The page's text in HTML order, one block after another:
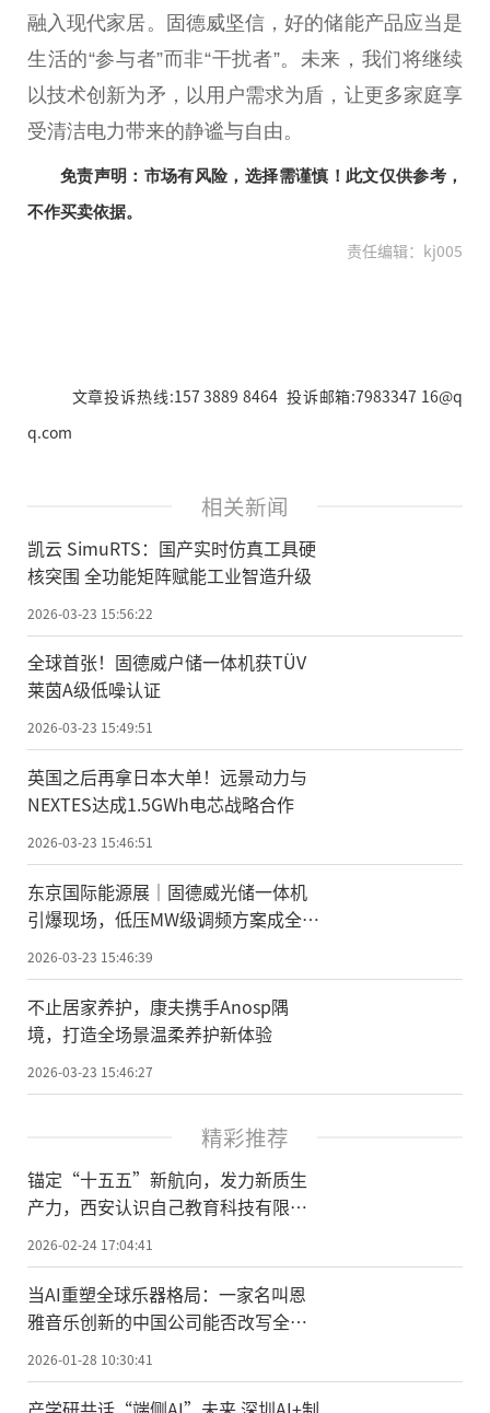
融入现代家居。固德威坚信，好的储能产品应当是
生活的“参与者”而非“干扰者”。未来，我们将继续
以技术创新为矛，以用户需求为盾，让更多家庭享
受清洁电力带来的静谧与自由。
免责声明：市场有风险，选择需谨慎！此文仅供参考，
不作买卖依据。
责任编辑：kj005
文章投诉热线:157 3889 8464 投诉邮箱:7983347 16@q
q.com
相关新闻
凯云 SimuRTS：国产实时仿真工具硬
核突围 全功能矩阵赋能工业智造升级
2026-03-23 15:56:22
全球首张！固德威户储一体机获TÜV
莱茵A级低噪认证
2026-03-23 15:49:51
英国之后再拿日本大单！远景动力与
NEXTES达成1.5GWh电芯战略合作
2026-03-23 15:46:51
东京国际能源展｜固德威光储一体机
引爆现场，低压MW级调频方案成全场
焦点
2026-03-23 15:46:39
不止居家养护，康夫携手Anosp隅
境，打造全场景温柔养护新体验
2026-03-23 15:46:27
精彩推荐
锚定“十五五”新航向，发力新质生
产力，西安认识自己教育科技有限公
司荣膺国家级科技型中小企业
2026-02-24 17:04:41
当AI重塑全球乐器格局：一家名叫恩
雅音乐创新的中国公司能否改写全球
2026-01-28 10:30:41